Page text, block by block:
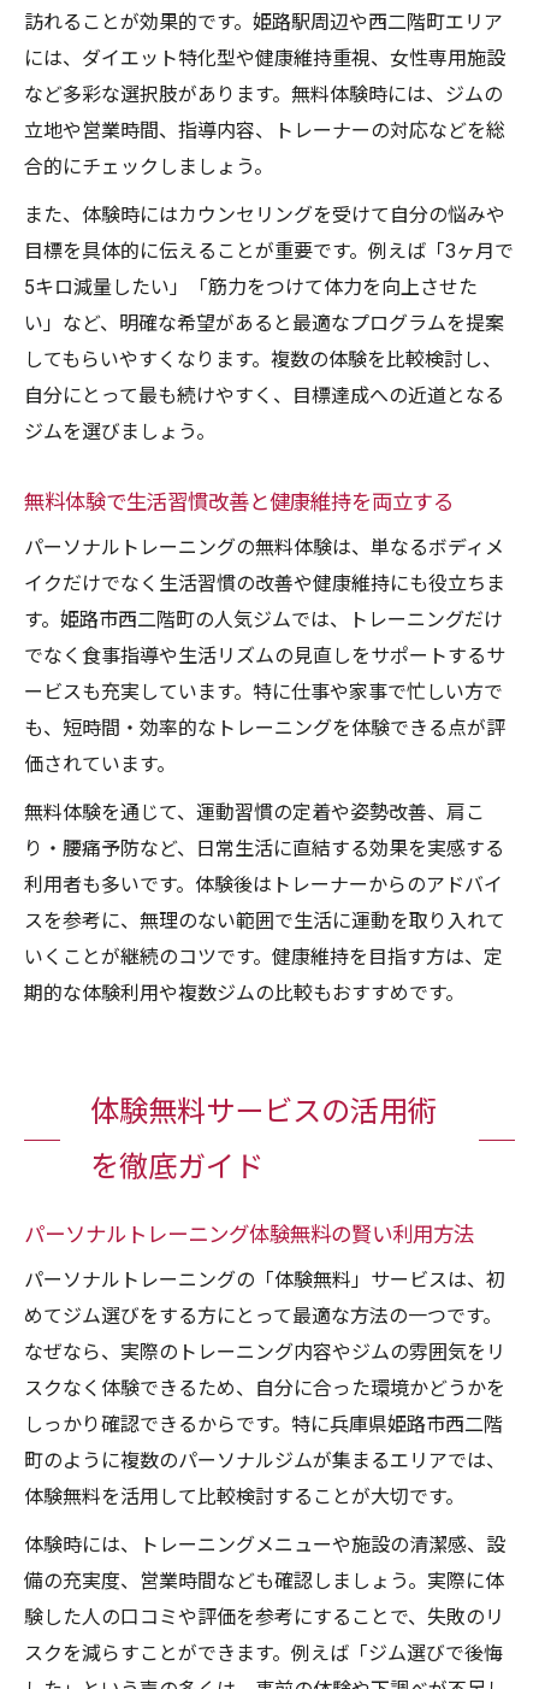
訪れることが効果的です。姫路駅周辺や西二階町エリア
には、ダイエット特化型や健康維持重視、女性専用施設
など多彩な選択肢があります。無料体験時には、ジムの
立地や営業時間、指導内容、トレーナーの対応などを総
合的にチェックしましょう。
また、体験時にはカウンセリングを受けて自分の悩みや
目標を具体的に伝えることが重要です。例えば「3ヶ月で
5キロ減量したい」「筋力をつけて体力を向上させた
い」など、明確な希望があると最適なプログラムを提案
してもらいやすくなります。複数の体験を比較検討し、
自分にとって最も続けやすく、目標達成への近道となる
ジムを選びましょう。
無料体験で生活習慣改善と健康維持を両立する
パーソナルトレーニングの無料体験は、単なるボディメ
イクだけでなく生活習慣の改善や健康維持にも役立ちま
す。姫路市西二階町の人気ジムでは、トレーニングだけ
でなく食事指導や生活リズムの見直しをサポートするサ
ービスも充実しています。特に仕事や家事で忙しい方で
も、短時間・効率的なトレーニングを体験できる点が評
価されています。
無料体験を通じて、運動習慣の定着や姿勢改善、肩こ
り・腰痛予防など、日常生活に直結する効果を実感する
利用者も多いです。体験後はトレーナーからのアドバイ
スを参考に、無理のない範囲で生活に運動を取り入れて
いくことが継続のコツです。健康維持を目指す方は、定
期的な体験利用や複数ジムの比較もおすすめです。
体験無料サービスの活用術
を徹底ガイド
パーソナルトレーニング体験無料の賢い利用方法
パーソナルトレーニングの「体験無料」サービスは、初
めてジム選びをする方にとって最適な方法の一つです。
なぜなら、実際のトレーニング内容やジムの雰囲気をリ
スクなく体験できるため、自分に合った環境かどうかを
しっかり確認できるからです。特に兵庫県姫路市西二階
町のように複数のパーソナルジムが集まるエリアでは、
体験無料を活用して比較検討することが大切です。
体験時には、トレーニングメニューや施設の清潔感、設
備の充実度、営業時間なども確認しましょう。実際に体
験した人の口コミや評価を参考にすることで、失敗のリ
スクを減らすことができます。例えば「ジム選びで後悔